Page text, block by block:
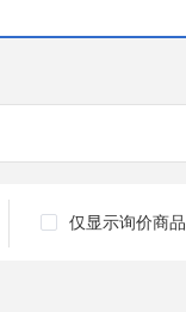
仅显示询价商品